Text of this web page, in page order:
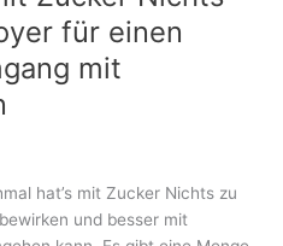
für einen
mit
hat’s mit Zucker Nichts zu
und besser mit